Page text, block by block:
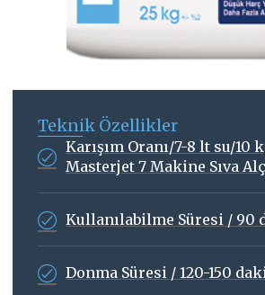
Teknik Özellikler
Karışım Oranı/7-8 lt su/10
Masterjet 7 Makine Sıva
Kullanılabilme Süresi / 90
Donma Süresi / 120-150